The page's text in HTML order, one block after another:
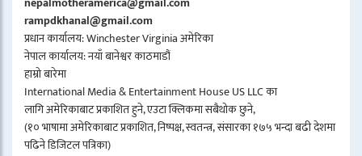
rampdkhanal@gmail.com
प्रधान कार्यालय: Winchester Virginia अमेरिका
नेपाल कार्यालय: नयाँ बानेश्वर काठमाडौं
हाम्रो बारेमा
International Media & Entertainment House US LLC का
लागि अमेरिकाबाट प्रकाशित हुने, एउटा क्लिकमा सबैथोक छुने,
(१० भाषामा अमेरिकाबाट प्रकाशित, निष्पक्ष, स्वतन्त्र, संसारका १७५ भन्दा बढी देशमा
पढिने डिजिटल पत्रिका)